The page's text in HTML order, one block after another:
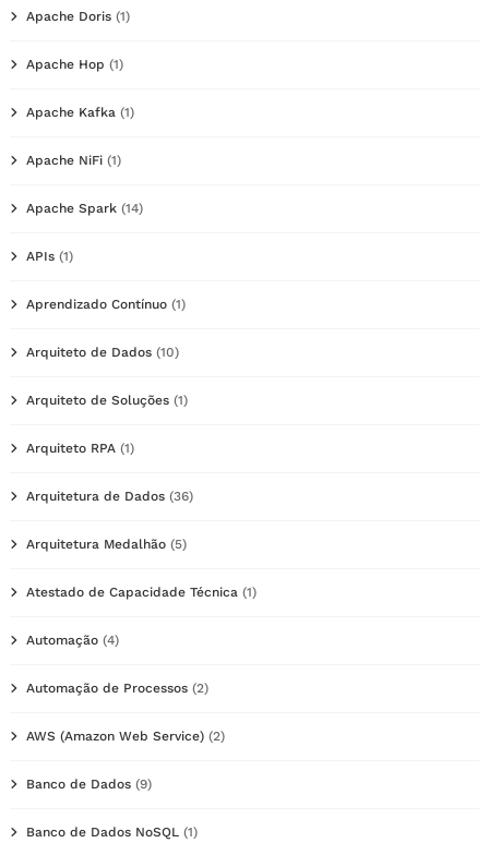
Apache Doris (1)
Apache Hop (1)
Apache Kafka (1)
Apache NiFi (1)
Apache Spark (14)
APIs (1)
Aprendizado Contínuo (1)
Arquiteto de Dados (10)
Arquiteto de Soluções (1)
Arquiteto RPA (1)
Arquitetura de Dados (36)
Arquitetura Medalhão (5)
Atestado de Capacidade Técnica (1)
Automação (4)
Automação de Processos (2)
AWS (Amazon Web Service) (2)
Banco de Dados (9)
Banco de Dados NoSQL (1)